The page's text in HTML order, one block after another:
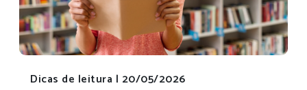
Dicas de leitura | 20/05/2026